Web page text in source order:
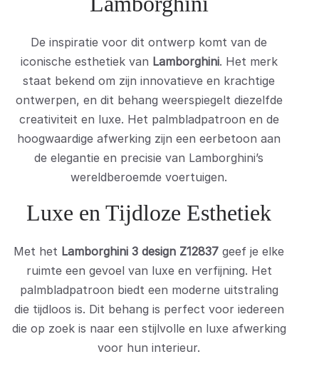
De inspiratie voor dit ontwerp komt van de
iconische esthetiek van Lamborghini. Het merk
staat bekend om zijn innovatieve en krachtige
ontwerpen, en dit behang weerspiegelt diezelfde
creativiteit en luxe. Het palmbladpatroon en de
hoogwaardige afwerking zijn een eerbetoon aan
de elegantie en precisie van Lamborghini’s
wereldberoemde voertuigen.
Luxe en Tijdloze Esthetiek
Met het Lamborghini 3 design Z12837 geef je elke
ruimte een gevoel van luxe en verfijning. Het
palmbladpatroon biedt een moderne uitstraling
die tijdloos is. Dit behang is perfect voor iedereen
die op zoek is naar een stijlvolle en luxe afwerking
voor hun interieur.